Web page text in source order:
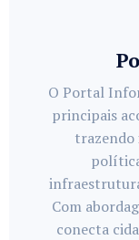
O Portal
principais
trazendo
Com
conecta